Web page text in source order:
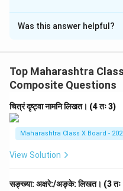
h
s
e
{
c
m
}
Solution and
कर्ता 'त्वम्' (You)
प्रथमपुरुष-एकवचनस्य (3rd
- सः शक्नोति)। (The
The present tense, 2nd
root 'śak' is 'śaknoṣi'.
form.)
Was this answer helpful?
Top Maharashtra
Composite Questions
चित्रं दृष्ट्वा नामनि लिखत। (4 तः 3)
Maharashtra Class X Board -
View Solution
सङ्ख्या: अक्षरे:/अङ्के: लिखत। (3 तः